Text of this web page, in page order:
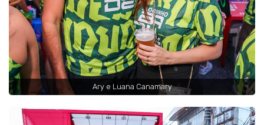
Ary e Luana Canamary